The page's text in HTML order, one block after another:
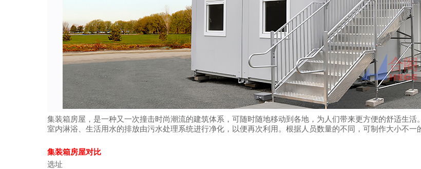
集装箱房屋，是一种又一次撞击时尚潮流的建筑体系，可随时随地移动到各地，为人们带来更方便的舒适生
室内淋浴、生活用水的排放由污水处理系统进行净化，以便再次利用。根据人员数量的不同，可制作大小不一
集装箱房屋对比
选址